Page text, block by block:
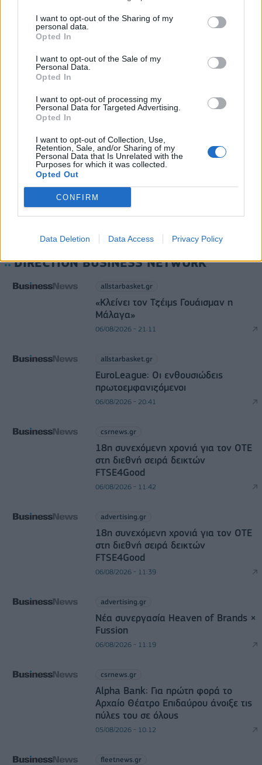
I want to opt-out of the Sharing of my
personal data.
Opted In
I want to opt-out of the Sale of my
Personal Data.
Opted In
I want to opt-out of processing my
Personal Data for Targeted Advertising.
Opted In
I want to opt-out of Collection, Use,
Retention, Sale, and/or Sharing of my
Personal Data that Is Unrelated with the
Purposes for which it was collected.
Opted Out
CONFIRM
Data Deletion Data Access Privacy Policy
Metlen: Ρεκόρ EBITDA στο α' εξάμηνο, στα 550
εκατ. ευρώ – Καθαρά κέρδη 313 εκατ. ευρώ
Ο Demis Hassabis αναλαμβάνει Πρόεδρος της
Google DeepMind και Chief Scientist της Alphabet
06/08/2026 - 09:32 ΠΡΟΣΩΠΑ
Ρωσία: Η Μόσχα δηλώνει ότι κατέρριψε 605
ουκρανικά drones τη νύχτα - Ελαφρές ζημιές σε
αποθήκη της Wildberries
06/08/2026 - 10:30 ΚΟΣΜΟΣ
DIRECTION BUSINESS NETWORK
allstarbasket.gr
«Κλείνει τον Τζέιμς Γουάισμαν η
Μάλαγα»
06/08/2026 - 21:11
allstarbasket.gr
EuroLeague: Οι ενθουσιώδεις
πρωτοεμφανιζόμενοι
06/08/2026 - 20:41
csrnews.gr
18η συνεχόμενη χρονιά για τον ΟΤΕ
στη διεθνή σειρά δεικτών
FTSE4Good
06/08/2026 - 11:42
advertising.gr
18η συνεχόμενη χρονιά για τον ΟΤΕ
στη διεθνή σειρά δεικτών
FTSE4Good
06/08/2026 - 11:39
advertising.gr
Νέα συνεργασία Heaven of Brands ×
Fussion
06/08/2026 - 11:19
csrnews.gr
Alpha Bank: Για πρώτη φορά το
Αρχαίο Θέατρο Επιδαύρου άνοιξε τις
πύλες του σε όλους
05/08/2026 - 10:12
fleetnews.gr